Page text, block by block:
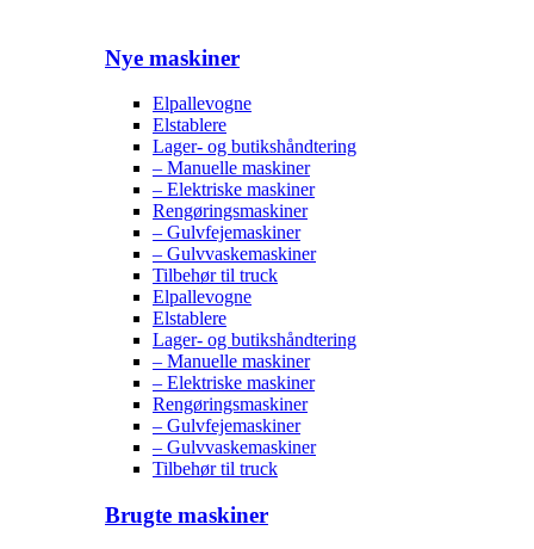
Nye maskiner
Elpallevogne
Elstablere
Lager- og butikshåndtering
– Manuelle maskiner
– Elektriske maskiner
Rengøringsmaskiner
– Gulvfejemaskiner
– Gulvvaskemaskiner
Tilbehør til truck
Elpallevogne
Elstablere
Lager- og butikshåndtering
– Manuelle maskiner
– Elektriske maskiner
Rengøringsmaskiner
– Gulvfejemaskiner
– Gulvvaskemaskiner
Tilbehør til truck
Brugte maskiner